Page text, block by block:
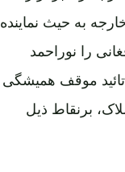
به حیث نماینده
را نوراحمد
موقف همیشگی
برنقاط ذیل